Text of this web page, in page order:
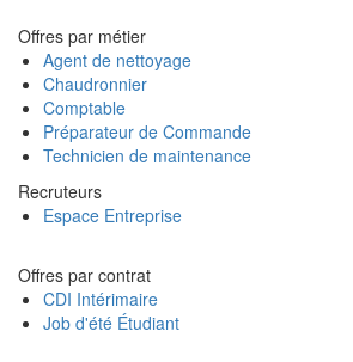
Offres par métier
Agent de nettoyage
Chaudronnier
Comptable
Préparateur de Commande
Technicien de maintenance
Recruteurs
Espace Entreprise
Offres par contrat
CDI Intérimaire
Job d'été Étudiant